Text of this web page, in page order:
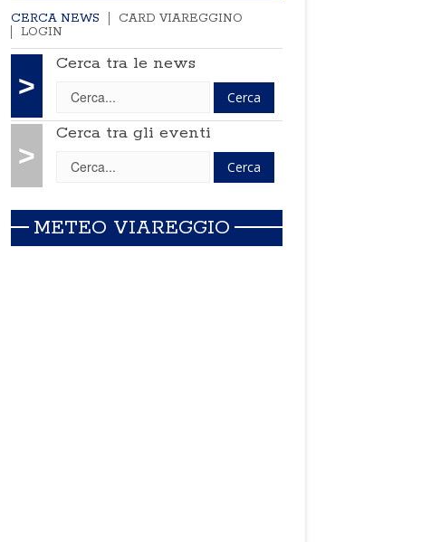
CERCA NEWS
CARD VIAREGGINO
LOGIN
>
Cerca tra le news
>
Cerca tra gli eventi
METEO VIAREGGIO